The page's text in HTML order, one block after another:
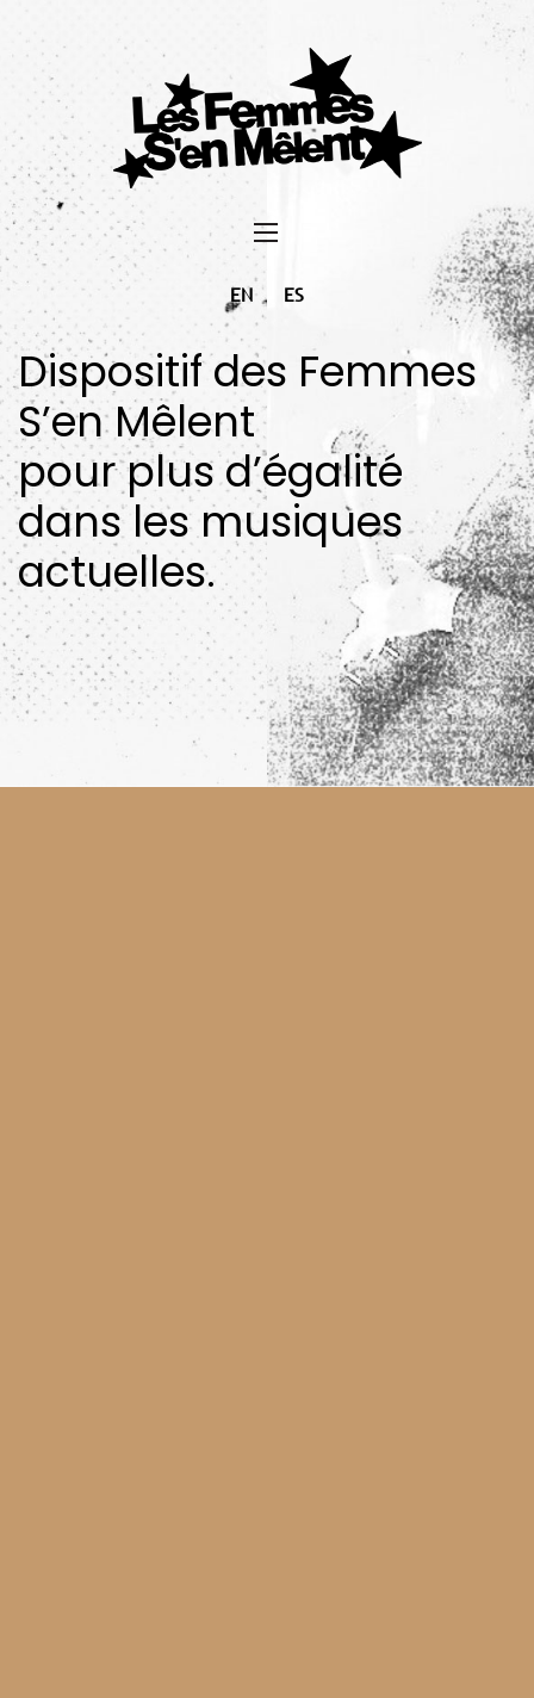
EN ES
Dispositif des Femmes
S’en Mêlent
pour plus d’égalité
dans les musiques
actuelles.